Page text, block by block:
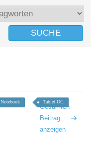
Notebook Tablet OC
Gesamten
Beitrag
anzeigen